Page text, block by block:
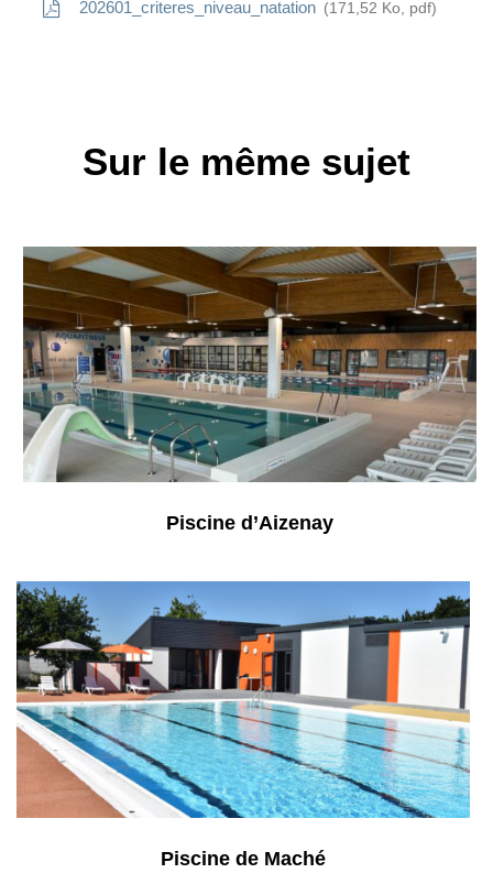
202601_criteres_niveau_natation 171,52 Ko, pdf
Sur le même sujet
Piscine d’Aizenay
Piscine de Maché